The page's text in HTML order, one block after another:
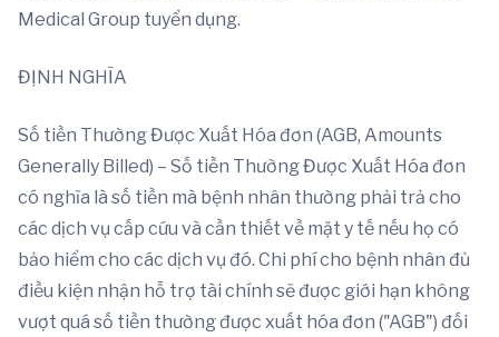
Medical Group tuyển dụng.
ĐỊNH NGHĨA
Số tiền Thường Được Xuất Hóa đơn (AGB, Amounts
Generally Billed) – Số tiền Thường Được Xuất Hóa đơn
có nghĩa là số tiền mà bệnh nhân thường phải trả cho
các dịch vụ cấp cứu và cần thiết về mặt y tế nếu họ có
bảo hiểm cho các dịch vụ đó. Chi phí cho bệnh nhân đủ
điều kiện nhận hỗ trợ tài chính sẽ được giới hạn không
vượt quá số tiền thường được xuất hóa đơn ("AGB") đối